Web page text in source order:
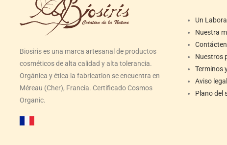
Biosiris es una marca artesanal de productos
cosméticos de alta calidad y alta tolerancia.
Orgánica y ética la fabrication se encuentra en
Méreau (Cher), Francia. Certificado Cosmos
Organic.
Un
Nuestra
Nuestros
Terminos
Aviso legal
Plano del